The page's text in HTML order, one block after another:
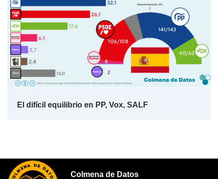
El difícil equilibrio en PP, Vox, SALF
Colmena de Datos